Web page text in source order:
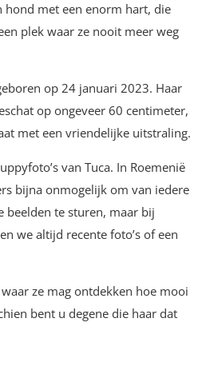
hond met een enorm hart, die
plek waar ze nooit meer weg
op 24 januari 2023. Haar
op ongeveer 60 centimeter,
met een vriendelijke uitstraling.
van Tuca. In Roemenië
bijna onmogelijk om van iedere
beelden te sturen, maar bij
we altijd recente foto’s of een
ze mag ontdekken hoe mooi
bent u degene die haar dat